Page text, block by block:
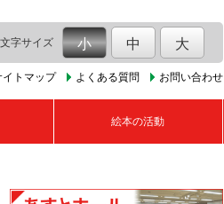
文字サイズ 小 中 大
イトマップ よくある質問 お問い合わせ
絵本の活動